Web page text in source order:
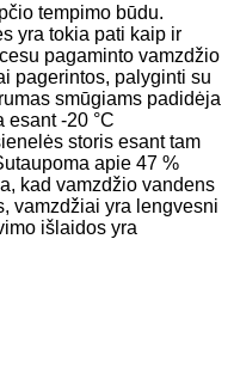
tempimo būdu.
yra tokia pati kaip ir
pagaminto vamzdžio
pagerintos, palyginti su
smūgiams padidėja
esant -20 °C
storis esant tam
apie 47 %
kad vamzdžio vandens
vamzdžiai yra lengvesni
išlaidos yra